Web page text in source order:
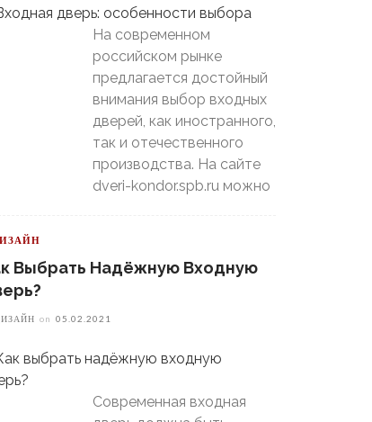
На современном
российском рынке
предлагается достойный
внимания выбор входных
дверей, как иностранного,
так и отечественного
производства. На сайте
dveri-kondor.spb.ru можно
Выбрать Надёжную Входную
on 05.02.2021
Современная входная